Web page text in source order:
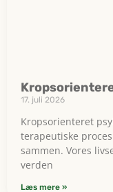
17. juli 2026
Kropsorienteret
terapeutiske
sammen. Vores
verden
Læs mere »